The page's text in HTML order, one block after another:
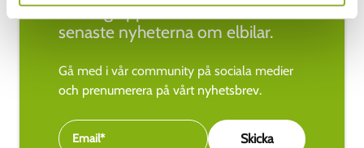
Håll dig uppdaterad med de
senaste nyheterna om elbilar.
Gå med i vår community på sociala medier
och prenumerera på vårt nyhetsbrev.